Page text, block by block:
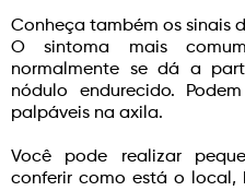
Conheça também os sinais
O sintoma mais
normalmente se dá a
nódulo endurecido.
palpáveis na axila.
Você pode realizar
conferir como está o